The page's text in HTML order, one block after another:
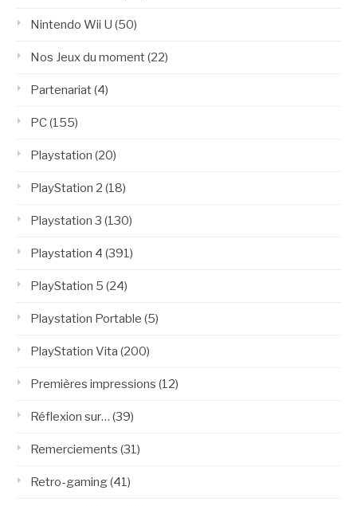
Nintendo Wii U (50)
Nos Jeux du moment(22)
Partenariat(4)
PC(155)
Playstation (20)
PlayStation 2 (18)
Playstation 3 (130)
Playstation 4 (391)
PlayStation 5 (24)
Playstation Portable (5)
PlayStation Vita (200)
Premières impressions (12)
Réflexion sur… (39)
Remerciements (31)
Retro-gaming(41)